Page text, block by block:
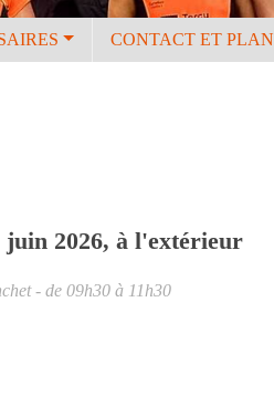
CONTACT ET PLAN
juin 2026, à l'extérieur
- de 09h30 à 11h30